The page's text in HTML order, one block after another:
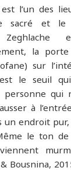
l’un des
sacré et le
la
sur
le seuil
personne qui
à
un endroit
le ton
Bousnina,